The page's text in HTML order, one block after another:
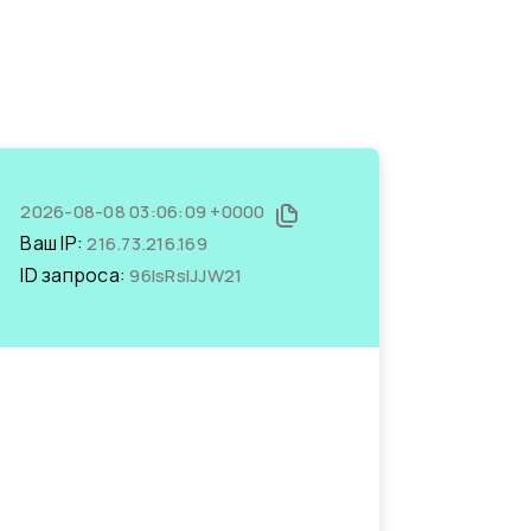
2026-08-08 03:06:09 +0000
Ваш IP:216.73.216.169
ID запроса:96IsRsIJJW21